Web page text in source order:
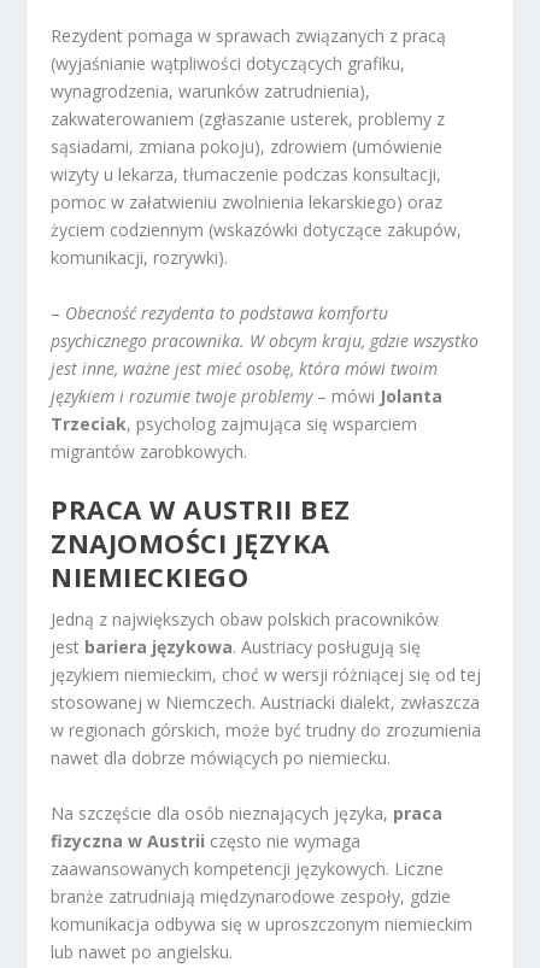
Rezydent pomaga w sprawach związanych z pracą
(wyjaśnianie wątpliwości dotyczących grafiku,
wynagrodzenia, warunków zatrudnienia),
zakwaterowaniem (zgłaszanie usterek, problemy z
sąsiadami, zmiana pokoju), zdrowiem (umówienie
wizyty u lekarza, tłumaczenie podczas konsultacji,
pomoc w załatwieniu zwolnienia lekarskiego) oraz
życiem codziennym (wskazówki dotyczące zakupów,
komunikacji, rozrywki).
– Obecność rezydenta to podstawa komfortu
psychicznego pracownika. W obcym kraju, gdzie wszystko
jest inne, ważne jest mieć osobę, która mówi twoim
językiem i rozumie twoje problemy– mówi Jolanta
Trzeciak, psycholog zajmująca się wsparciem
migrantów zarobkowych.
PRACA W AUSTRII BEZ
ZNAJOMOŚCI JĘZYKA
NIEMIECKIEGO
Jedną z największych obaw polskich pracowników
jest bariera językowa. Austriacy posługują się
językiem niemieckim, choć w wersji różniącej się od tej
stosowanej w Niemczech. Austriacki dialekt, zwłaszcza
w regionach górskich, może być trudny do zrozumienia
nawet dla dobrze mówiących po niemiecku.
Na szczęście dla osób nieznających języka, praca
fizyczna w Austrii często nie wymaga
zaawansowanych kompetencji językowych. Liczne
branże zatrudniają międzynarodowe zespoły, gdzie
komunikacja odbywa się w uproszczonym niemieckim
lub nawet po angielsku.